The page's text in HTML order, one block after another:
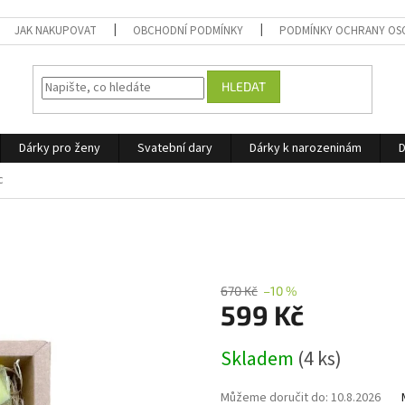
JAK NAKUPOVAT OBCHODNÍ PODMÍNKY PODMÍNKY OCHRANY
HLEDAT
Dárky pro ženy Svatební dary Dárky k narozeninám
670 Kč –10 %
599 Kč
cena:
Skladem (4 ks)
Můžeme doručit do: 10.8.2026